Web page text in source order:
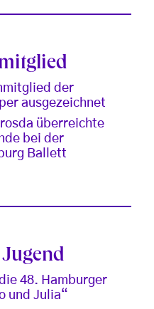
der
ausgezeichnet
überreichte
bei der
Ballett
48. Hamburger
und Julia“